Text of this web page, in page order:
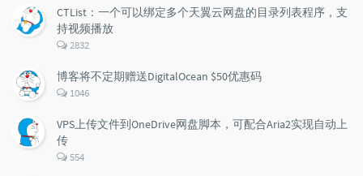
CTList：一个可以绑定多个天翼云网盘的目录列表程序，支
持视频播放
评
数：
2832
博客将不定期赠送DigitalOcean $50优惠码
评
数：
1046
VPS上传文件到OneDrive网盘脚本，可配合Aria2实现自动上
传
评
554